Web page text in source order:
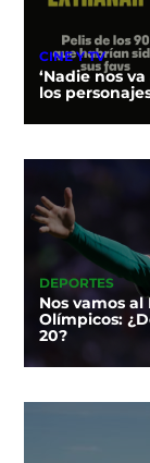
CINE Y TV
‘Nadie nos
los
DEPORTES
Nos vamos
Olímpicos:
20?